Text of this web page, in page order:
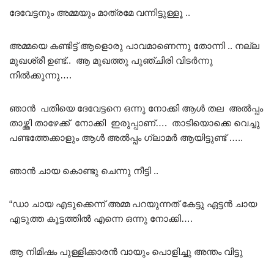
ദേവേട്ടനും അമ്മയും മാത്രമേ വന്നിട്ടുള്ളൂ ..
അമ്മയെ കണ്ടിട്ട് ആളൊരു പാവമാണെന്നു തോന്നി .. നല്ല
മുഖശ്രീ ഉണ്ട്.. ആ മുഖത്തു പുഞ്ചിരി വിടർന്നു
നിൽക്കുന്നു….
ഞാൻ പതിയെ ദേവേട്ടനെ ഒന്നു നോക്കി ആൾ തല അൽപ്പം
താഴ്ത്തി താഴേക്ക് നോക്കി ഇരുപ്പാണ്…. താടിയൊക്കെ വെച്ചു
പണ്ടത്തേക്കാളും ആൾ അൽപ്പം ഗ്ലാമർ ആയിട്ടുണ്ട് …..
ഞാൻ ചായ കൊണ്ടു ചെന്നു നീട്ടി ..
“ഡാ ചായ എടുക്കെന്ന് അമ്മ പറയുന്നത് കേട്ടു ഏട്ടൻ ചായ
എടുത്ത കൂട്ടത്തിൽ എന്നെ ഒന്നു നോക്കി….
ആ നിമിഷം പുള്ളിക്കാരൻ വായും പൊളിച്ചു അന്തം വിട്ടു